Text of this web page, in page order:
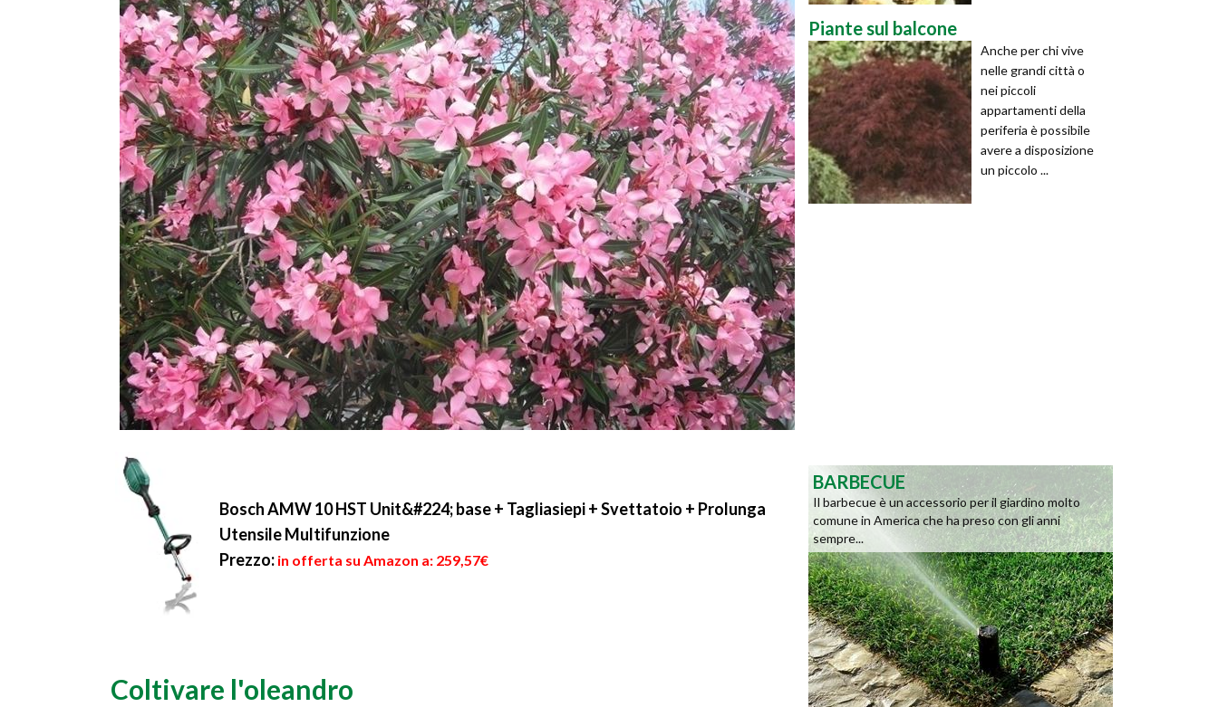
Bosch AMW 10 HST Unit&#224; base + Tagliasiepi + Svettatoio + Prolunga
Utensile Multifunzione
Prezzo: in offerta su Amazon a: 259,57€
Coltivare l'oleandro
Piante sul balcone
Anche per chi vive
nelle grandi città o
nei piccoli
appartamenti della
periferia è possibile
avere a disposizione
un piccolo ...
BARBECUE
Il barbecue è un accessorio per il giardino molto
comune in America che ha preso con gli anni
sempre...